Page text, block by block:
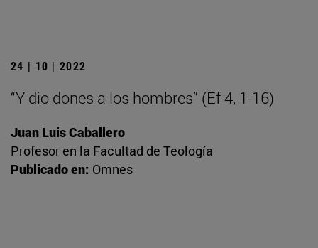
24 | 10 | 2022
“Y dio dones a los hombres” (Ef 4, 1-16)
Juan Luis Caballero
Profesor en la Facultad de Teología
Publicado en: Omnes